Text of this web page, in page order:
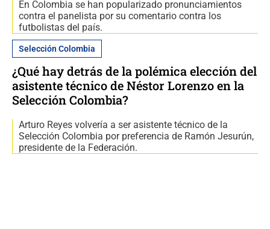
En Colombia se han popularizado pronunciamientos
contra el panelista por su comentario contra los
futbolistas del país.
Selección Colombia
¿Qué hay detrás de la polémica elección del
asistente técnico de Néstor Lorenzo en la
Selección Colombia?
Arturo Reyes volvería a ser asistente técnico de la
Selección Colombia por preferencia de Ramón Jesurún,
presidente de la Federación.